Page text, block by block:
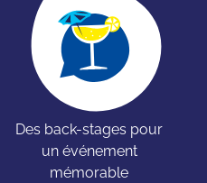
Des back-stages pour
un événement
mémorable